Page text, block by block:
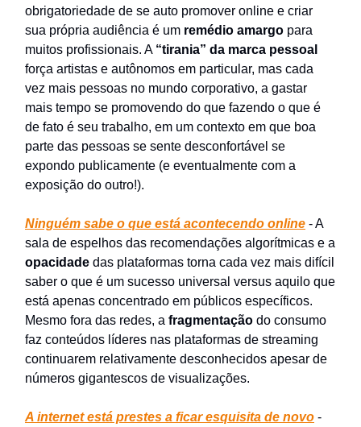
obrigatoriedade de se auto promover online e criar
sua própria audiência é um remédio amargo para
muitos profissionais. A “tirania” da marca pessoal
força artistas e autônomos em particular, mas cada
vez mais pessoas no mundo corporativo, a gastar
mais tempo se promovendo do que fazendo o que é
de fato é seu trabalho, em um contexto em que boa
parte das pessoas se sente desconfortável se
expondo publicamente (e eventualmente com a
exposição do outro!).
Ninguém sabe o que está acontecendo online - A
sala de espelhos das recomendações algorítmicas e a
opacidade das plataformas torna cada vez mais difícil
saber o que é um sucesso universal versus aquilo que
está apenas concentrado em públicos específicos.
Mesmo fora das redes, a fragmentação do consumo
faz conteúdos líderes nas plataformas de streaming
continuarem relativamente desconhecidos apesar de
números gigantescos de visualizações.
A internet está prestes a ficar esquisita de novo -